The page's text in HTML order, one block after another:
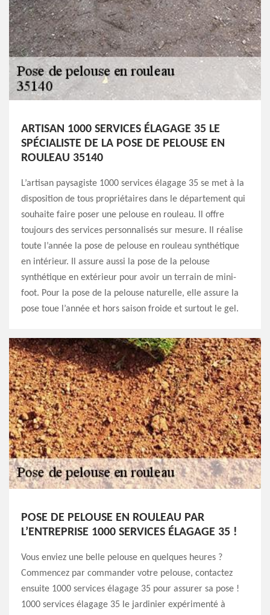
ARTISAN 1000 SERVICES ÉLAGAGE 35 LE
SPÉCIALISTE DE LA POSE DE PELOUSE EN
ROULEAU 35140
L’artisan paysagiste 1000 services élagage 35 se met à la
disposition de tous propriétaires dans le département qui
souhaite faire poser une pelouse en rouleau. Il offre
toujours des services personnalisés sur mesure. Il réalise
toute l’année la pose de pelouse en rouleau synthétique
en intérieur. Il assure aussi la pose de la pelouse
synthétique en extérieur pour avoir un terrain de mini-
foot. Pour la pose de la pelouse naturelle, elle assure la
pose toue l’année et hors saison froide et surtout le gel.
POSE DE PELOUSE EN ROULEAU PAR
L’ENTREPRISE 1000 SERVICES ÉLAGAGE 35 !
Vous enviez une belle pelouse en quelques heures ?
Commencez par commander votre pelouse, contactez
ensuite 1000 services élagage 35 pour assurer sa pose !
1000 services élagage 35 le jardinier expérimenté à